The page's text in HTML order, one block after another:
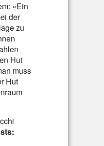
«Ein
der
zu
Hut
muss
Hut